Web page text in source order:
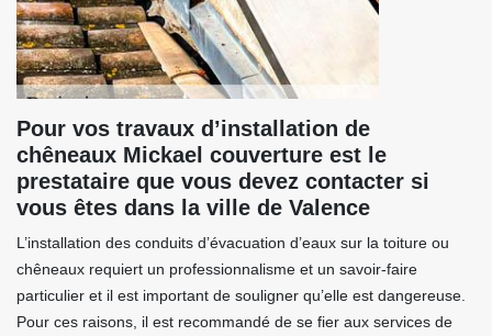
Pour vos travaux d’installation de
chêneaux Mickael couverture est le
prestataire que vous devez contacter si
vous êtes dans la ville de Valence
L’installation des conduits d’évacuation d’eaux sur la toiture ou
chêneaux requiert un professionnalisme et un savoir-faire
particulier et il est important de souligner qu’elle est dangereuse.
Pour ces raisons, il est recommandé de se fier aux services de